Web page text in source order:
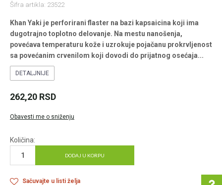
Šifra artikla: 23522
Khan Yaki je perforirani flaster na bazi kapsaicina koji ima
dugotrajno toplotno delovanje. Na mestu nanošenja,
povećava temperaturu kože i uzrokuje pojačanu prokrvljenost
sa povećanim crvenilom koji dovodi do prijatnog osećaja...
DETALJNIJE
262,20 RSD
Obavesti me o sniženju
Količina:
DODAJ U KORPU
Sačuvajte u listi želja